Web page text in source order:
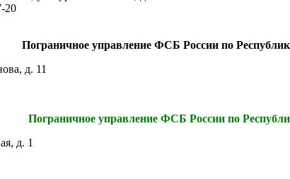
20
Пограничное управление ФСБ России по
д. 11
Пограничное управление ФСБ России по
д. 1